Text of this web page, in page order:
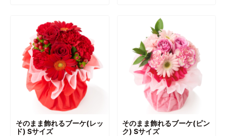
そのまま飾れるブーケ(レッ
ド) Sサイズ
そのまま飾れるブーケ(ピン
ク) Sサイズ